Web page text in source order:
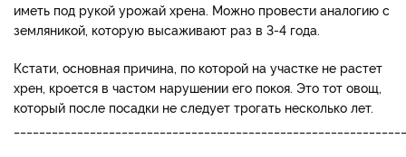
иметь под рукой урожай хрена. Можно провести аналогию с
земляникой, которую высаживают раз в 3-4 года.
Кстати, основная причина, по которой на участке не растет
хрен, кроется в частом нарушении его покоя. Это тот овощ,
который после посадки не следует трогать несколько лет.